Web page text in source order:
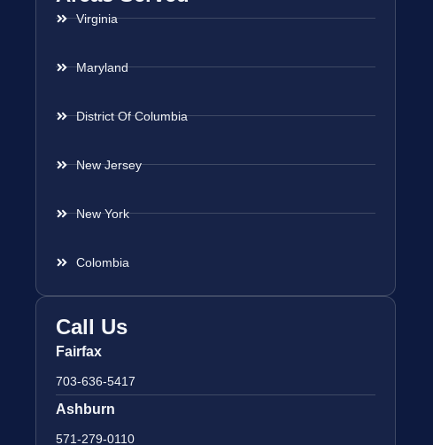
Virginia
Maryland
District Of Columbia
New Jersey
New York
Colombia
Call Us
Fairfax
703-636-5417
Ashburn
571-279-0110